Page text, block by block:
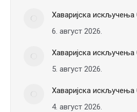
Хаваријска искључења
6. август 2026.
Хаваријска искључења
5. август 2026.
Хаваријска искључења
4. август 2026.